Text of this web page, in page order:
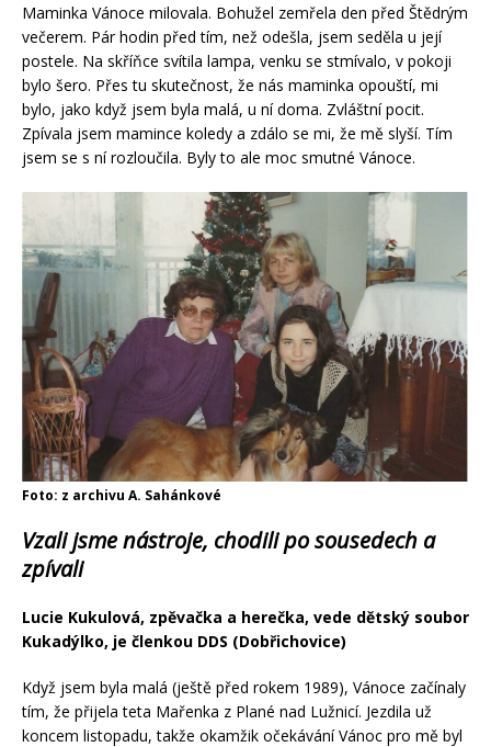
Maminka Vánoce milovala. Bohužel zemřela den před Štědrým
večerem. Pár hodin před tím, než odešla, jsem seděla u její
postele. Na skříňce svítila lampa, venku se stmívalo, v pokoji
bylo šero. Přes tu skutečnost, že nás maminka opouští, mi
bylo, jako když jsem byla malá, u ní doma. Zvláštní pocit.
Zpívala jsem mamince koledy a zdálo se mi, že mě slyší. Tím
jsem se s ní rozloučila. Byly to ale moc smutné Vánoce.
Foto: z archivu A. Sahánkové
Vzali jsme nástroje, chodili po sousedech a
zpívali
Lucie Kukulová, zpěvačka a herečka, vede dětský soubor
Kukadýlko, je členkou DDS (Dobřichovice)
Když jsem byla malá (ještě před rokem 1989), Vánoce začínaly
tím, že přijela teta Mařenka z Plané nad Lužnicí. Jezdila už
koncem listopadu, takže okamžik očekávání Vánoc pro mě byl